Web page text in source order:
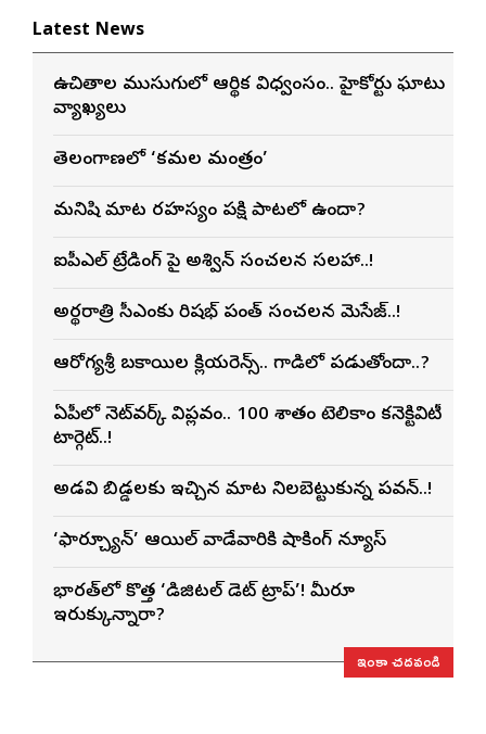
Latest News
ఉచితాల ముసుగులో ఆర్థిక విధ్వంసం.. హైకోర్టు ఘాటు
వ్యాఖ్యలు
తెలంగాణలో ‘కమల మంత్రం’
మనిషి మాట రహస్యం పక్షి పాటలో ఉందా?
ఐపీఎల్ ట్రేడింగ్ పై అశ్విన్ సంచలన సలహా..!
అర్థరాత్రి సీఎంకు రిషభ్ పంత్ సంచలన మెసేజ్..!
ఆరోగ్యశ్రీ బకాయిల క్లియరెన్స్.. గాడిలో పడుతోందా..?
ఏపీలో నెట్‌వర్క్ విప్లవం.. 100 శాతం టెలికాం కనెక్టివిటీ
టార్గెట్..!
అడవి బిడ్డలకు ఇచ్చిన మాట నిలబెట్టుకున్న పవన్..!
‘ఫార్చ్యూన్’ ఆయిల్ వాడేవారికి షాకింగ్ న్యూస్
భారత్‌లో కొత్త ‘డిజిటల్ డెట్ ట్రాప్’! మీరూ
ఇరుక్కున్నారా?
ఇంకా చదవండి